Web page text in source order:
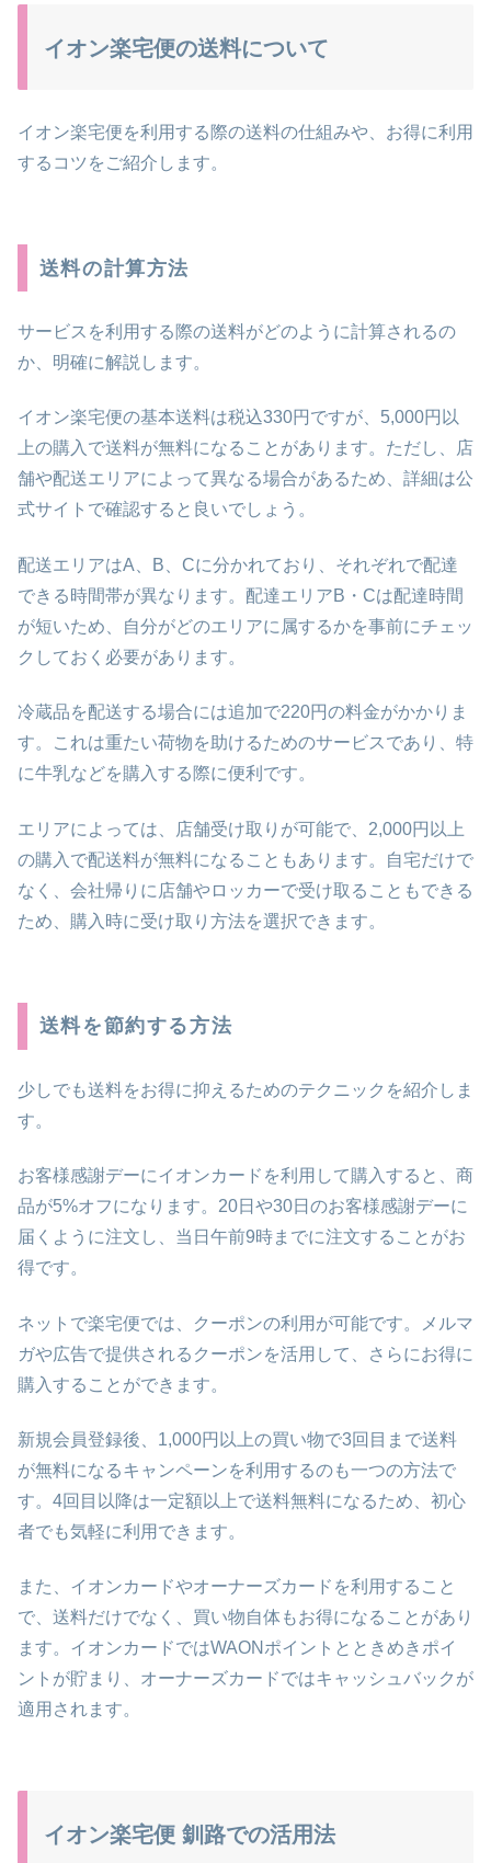
イオン楽宅便の送料について
イオン楽宅便を利用する際の送料の仕組みや、お得に利用
するコツをご紹介します。
送料の計算方法
サービスを利用する際の送料がどのように計算されるの
か、明確に解説します。
イオン楽宅便の基本送料は税込330円ですが、5,000円以
上の購入で送料が無料になることがあります。ただし、店
舗や配送エリアによって異なる場合があるため、詳細は公
式サイトで確認すると良いでしょう。
配送エリアはA、B、Cに分かれており、それぞれで配達
できる時間帯が異なります。配達エリアB・Cは配達時間
が短いため、自分がどのエリアに属するかを事前にチェッ
クしておく必要があります。
冷蔵品を配送する場合には追加で220円の料金がかかりま
す。これは重たい荷物を助けるためのサービスであり、特
に牛乳などを購入する際に便利です。
エリアによっては、店舗受け取りが可能で、2,000円以上
の購入で配送料が無料になることもあります。自宅だけで
なく、会社帰りに店舗やロッカーで受け取ることもできる
ため、購入時に受け取り方法を選択できます。
送料を節約する方法
少しでも送料をお得に抑えるためのテクニックを紹介しま
す。
お客様感謝デーにイオンカードを利用して購入すると、商
品が5%オフになります。20日や30日のお客様感謝デーに
届くように注文し、当日午前9時までに注文することがお
得です。
ネットで楽宅便では、クーポンの利用が可能です。メルマ
ガや広告で提供されるクーポンを活用して、さらにお得に
購入することができます。
新規会員登録後、1,000円以上の買い物で3回目まで送料
が無料になるキャンペーンを利用するのも一つの方法で
す。4回目以降は一定額以上で送料無料になるため、初心
者でも気軽に利用できます。
また、イオンカードやオーナーズカードを利用すること
で、送料だけでなく、買い物自体もお得になることがあり
ます。イオンカードではWAONポイントとときめきポイ
ントが貯まり、オーナーズカードではキャッシュバックが
適用されます。
イオン楽宅便 釧路での活用法